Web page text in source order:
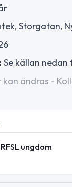
Storgatan,
Se källan
ändras -
ungdom